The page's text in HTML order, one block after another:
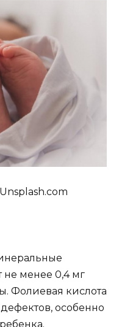
не менее 0,4 мг
Фолиевая кислота
особенно